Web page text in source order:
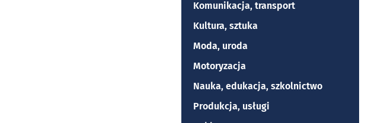
Komunikacja, transport
Kultura, sztuka
Moda, uroda
Motoryzacja
Nauka, edukacja, szkolnictwo
Produkcja, usługi